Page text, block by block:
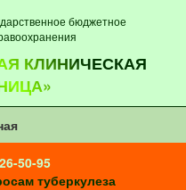
бюджетное
КЛИНИЧЕСКАЯ
50-95
туберкулеза